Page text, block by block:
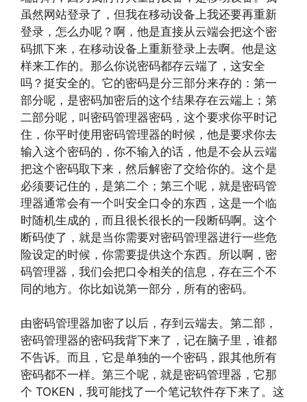
虽然网站登录了，但我在移动设备上我还要再重新
登录，怎么办呢？啊，他是直接从云端会把这个密
码抓下来，在移动设备上重新登录上去啊。他是这
样来工作的。那么你说密码都存云端了，这安全
吗？挺安全的。它的密码是分三部分来存的：第一
部分呢，是密码加密后的这个结果存在云端上；第
二部分呢，叫密码管理器密码，这个要求你平时记
住，你平时使用密码管理器的时候，他是要求你去
输入这个密码的，你不输入的话，他是不会从云端
把这个密码取下来，然后解密了交给你的。这个是
必须要记住的，是第二个；第三个呢，就是密码管
理器通常会有一个叫安全口令的东西，这是一个临
时随机生成的，而且很长很长的一段断码啊。这个
断码使了，就是当你需要对密码管理器进行一些危
险设定的时候，你需要提供这个东西。所以啊，密
码管理器，我们会把口令相关的信息，存在三个不
同的地方。你比如说第一部分，所有的密码。
由密码管理器加密了以后，存到云端去。第二部，
密码管理器的密码我背下来了，记在脑子里，谁都
不告诉。而且，它是单独的一个密码，跟其他所有
密码都不一样。第三个呢，就是密码管理器，它那
个 TOKEN，我可能找了一个笔记软件存下来了。这